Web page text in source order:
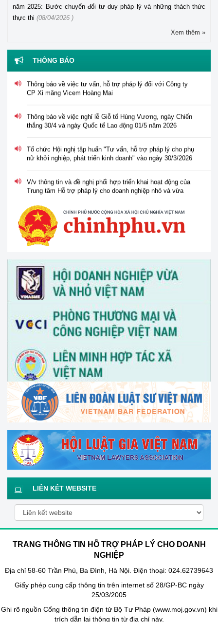
năm 2025: Bước chuyển đổi tư duy pháp lý và những thách thức
thực thi (08/04/2026 )
Xem thêm »
THÔNG BÁO
Hỗ trợ pháp lý cho doanh nghiệp nhỏ và vừa
Thông báo về việc tư vấn, hỗ trợ pháp lý đối với Công ty
CP Xi măng Vicem Hoàng Mai
Thông báo về việc nghỉ lễ Giỗ tổ Hùng Vương, ngày Chiến
thắng 30/4 và ngày Quốc tế Lao động 01/5 năm 2026
Tổ chức Hội nghị tập huấn "Tư vấn, hỗ trợ pháp lý cho phụ
nữ khởi nghiệp, phát triển kinh doanh" vào ngày 30/3/2026
Trung tâm Hỗ trợ pháp lý cho doanh nghiệp nhỏ và vừa
LIÊN KẾT WEBSITE
TRANG THÔNG TIN HỖ TRỢ PHÁP LÝ CHO DOANH
NGHIỆP
Địa chỉ 58-60 Trần Phú, Ba Đình, Hà Nội. Điện thoại: 024.62739643
Giấy phép cung cấp thông tin trên internet số 28/GP-BC ngày
25/03/2005
Ghi rõ nguồn Cổng thông tin điện tử Bộ Tư Pháp (www.moj.gov.vn) khi
trích dẫn lại thông tin từ địa chỉ này.